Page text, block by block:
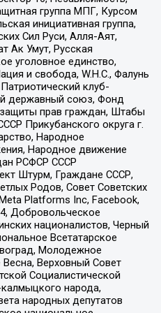
группа МПГ, Курсом
инициативная группа,
Сил Руси, Алля-Аят,
Ак Умут, Русская
уголовное единство,
и свобода, W.H.С., Фалунь
клуб-
державный союз, Фонд
прав граждан, Штабы
Прикубанского округа г.
Народное
Народное движение
РСФСР СССР
Штурм, Граждане СССР,
Родов, Совет Советских
Platforms Inc, Facebook,
Добровольческое
националистов, Черный
Всетатарское
Молодежное
Верховный Совет
Социалистической
народа,
народных депутатов